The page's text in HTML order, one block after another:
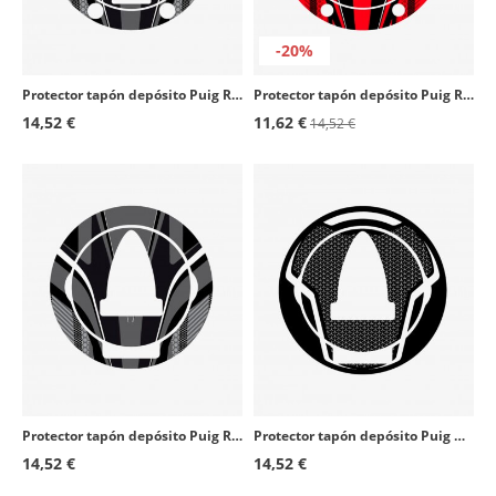
Protector tapón depósito Puig Radikal Gris 6294U para Aprilia Shiver 900 (17-20)
14,52 €
-20%
Protector tapón depósito Puig Radikal Rojo 6298R para varios modelos de BMW
11,62 €14,52 €
Protector tapón depósito Puig Radikal Gris 6296U para varios modelos de Aprilia
14,52 €
Protector tapón depósito Puig Naked Gris 6295U para varios modelos de Aprilia
14,52 €